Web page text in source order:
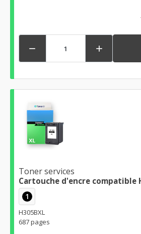
 
Toner services
Cartouche d'encre compatible
1
H305BXL
687 pages